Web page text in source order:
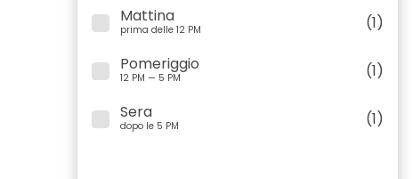
Mattina
prima delle 12 PM
(1)
Pomeriggio
12 PM — 5 PM
(1)
Sera
dopo le 5 PM (1)